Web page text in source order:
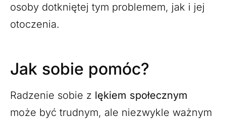
osoby dotkniętej tym problemem, jak i jej
otoczenia.
Jak sobie pomóc?
Radzenie sobie z lękiem społecznym
może być trudnym, ale niezwykle ważnym